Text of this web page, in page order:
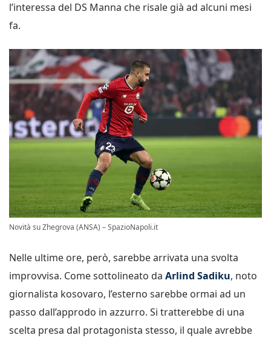
l’interessa del DS Manna che risale già ad alcuni mesi
fa.
Novità su Zhegrova (ANSA) – SpazioNapoli.it
Nelle ultime ore, però, sarebbe arrivata una svolta
improvvisa. Come sottolineato da Arlind Sadiku, noto
giornalista kosovaro, l’esterno sarebbe ormai ad un
passo dall’approdo in azzurro. Si tratterebbe di una
scelta presa dal protagonista stesso, il quale avrebbe